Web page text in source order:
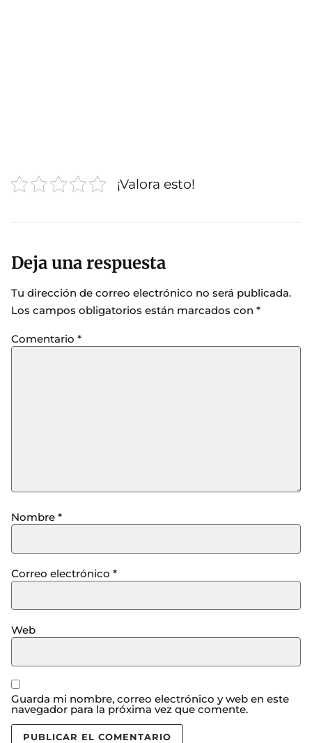
¡Valora esto!
Deja una respuesta
Tu dirección de correo electrónico no será publicada.
Los campos obligatorios están marcados con *
Comentario *
Nombre *
Correo electrónico *
Web
Guarda mi nombre, correo electrónico y web en este
navegador para la próxima vez que comente.